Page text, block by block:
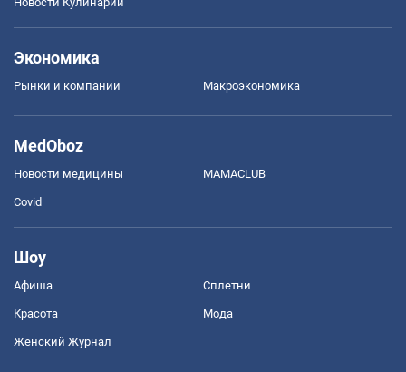
Экономика
Рынки и компании Mакроэкономика
MedOboz
Новости медицины MAMACLUB
Covid
Шоу
Афиша Сплетни
Красота Мода
Женский Журнал